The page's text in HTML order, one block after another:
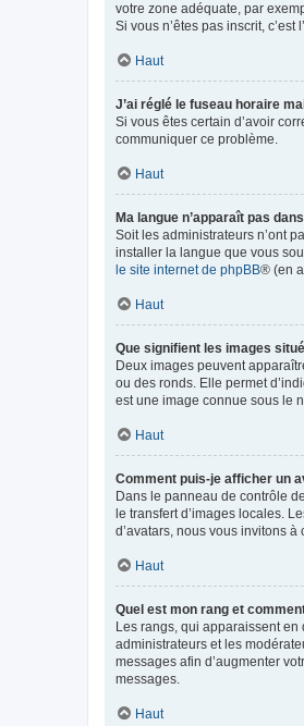
votre zone adéquate, par
Si vous n’êtes pas inscrit,
Haut
J’ai réglé le fuseau horaire
Si vous êtes certain d’avoir
communiquer ce problème.
Haut
Ma langue n’apparaît pas
Soit les administrateurs n’ont
installer la langue que vous
le site internet de phpBB® (en
Haut
Que signifient les images
Deux images peuvent
ou des ronds. Elle permet
est une image connue sous le
Haut
Comment puis-je afficher un
Dans le panneau de contrôle
le transfert d’images locales.
d’avatars, nous vous invitons
Haut
Quel est mon rang et
Les rangs, qui apparaissent
administrateurs et les
messages afin d’augmenter
messages.
Haut